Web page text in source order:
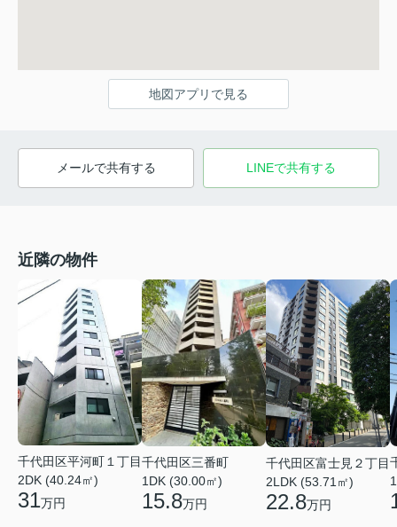
地図アプリで見る
メールで共有する LINEで共有する
近隣の物件
千代田区平河町１丁目
2DK (40.24㎡)
31万円
千代田区三番町
1DK (30.00㎡)
15.8万円
千代田区富士見２丁目
2LDK (53.71㎡)
22.8万円